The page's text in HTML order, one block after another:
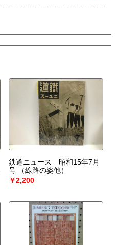
鉄道ニュース 昭和15年7月
号
（線路の姿他）
￥2,200